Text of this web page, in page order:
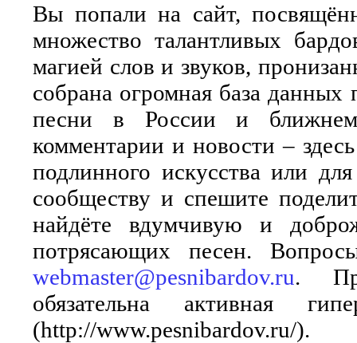
Вы попали на сайт,
множество талантливых
магией слов и звуков,
собрана огромная база
песни в России и ближнем
комментарии и новости –
подлинного искусства или
сообществу и спешите
найдёте вдумчивую и
потрясающих песен.
webmaster@pesnibardov.ru.
обязательна активная
(http://www.pesnibardov.ru/).